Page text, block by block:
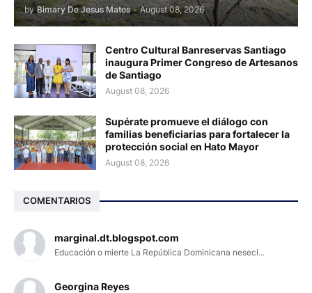
by Bimary De Jesus Matos - August 08, 2026
Centro Cultural Banreservas Santiago
inaugura Primer Congreso de Artesanos
de Santiago
August 08, 2026
Supérate promueve el diálogo con
familias beneficiarias para fortalecer la
protección social en Hato Mayor
August 08, 2026
COMENTARIOS
marginal.dt.blogspot.com
Educación o mierte La República Dominicana neseci...
Georgina Reyes